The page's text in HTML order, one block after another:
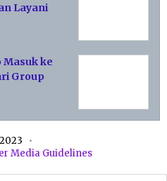
Layani
Masuk ke
Group
Media Guidelines